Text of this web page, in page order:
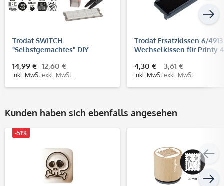
Trodat SWITCH
"Selbstgemachtes" DIY
14,99 €
inkl. MwSt.
12,60 €
exkl. MwSt.
Trodat Ersatzkissen 6/
Wechselkissen für Printy
4,30 €
inkl. MwSt.
3,61 €
exkl. MwSt.
Kunden haben sich ebenfalls angesehen
-51%